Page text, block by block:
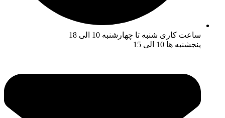
ساعت کاری شنبه تا چهارشنبه 10 الی 18
پنجشنبه ها 10 الی 15